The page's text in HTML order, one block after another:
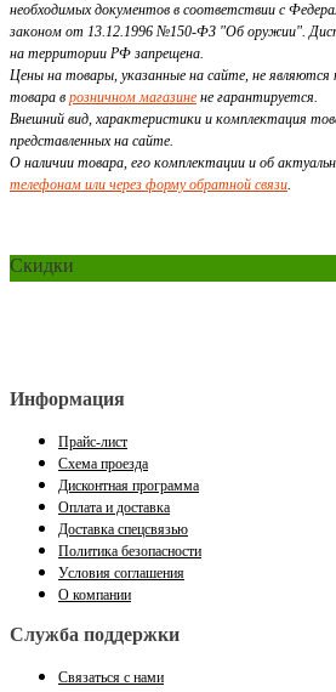
необходимых документов в соответствии с
законом от 13.12.1996 №150-ФЗ "Об оружии".
на территории РФ запрещена.
Цены на товары, указанные на сайте, не являются
товара в розничном магазине не гарантируется.
Внешний вид, характеристики и комплектация
представленных на сайте.
О наличии товара, его комплектации и об
телефонам или через форму обратной связи.
Скидки
Информация
Прайс-лист
Схема проезда
Дисконтная программа
Оплата и доставка
Доставка спецсвязью
Политика безопасности
Условия соглашения
О компании
Служба поддержки
Связаться с нами